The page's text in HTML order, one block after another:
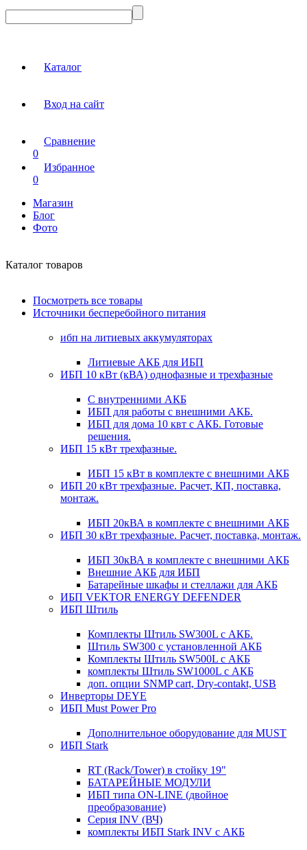
Каталог
Вход на сайт
Сравнение
0
Избранное
0
Магазин
Блог
Фото
Каталог товаров
Посмотреть все товары
Источники бесперебойного питания
ибп на литиевых аккумуляторах
Литиевые АКБ для ИБП
ИБП 10 кВт (кВА) однофазные и трехфазные
С внутренними АКБ
ИБП для работы с внешними АКБ.
ИБП для дома 10 квт с АКБ. Готовые
решения.
ИБП 15 кВт трехфазные.
ИБП 15 кВт в комплекте с внешними АКБ
ИБП 20 кВт трехфазные. Расчет, КП, поставка,
монтаж.
ИБП 20кВА в комплекте с внешними АКБ
ИБП 30 кВт трехфазные. Расчет, поставка, монтаж.
ИБП 30кВА в комплекте с внешними АКБ
Внешние АКБ для ИБП
Батарейные шкафы и стеллажи для АКБ
ИБП VEKTOR ENERGY DEFENDER
ИБП Штиль
Комплекты Штиль SW300L с АКБ.
Штиль SW300 с установленной АКБ
Комплекты Штиль SW500L с АКБ
комплекты Штиль SW1000L с АКБ
доп. опции SNMP cart, Dry-contakt, USB
Инверторы DEYE
ИБП Must Power Pro
Дополнительное оборудование для MUST
ИБП Stark
RT (Rack/Tower) в стойку 19"
БАТАРЕЙНЫЕ МОДУЛИ
ИБП типа ON-LINE (двойное
преобразование)
Серия INV (ВЧ)
комплекты ИБП Stark INV с АКБ